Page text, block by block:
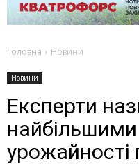
Головна Новини
Новини
Експерти
урожайності